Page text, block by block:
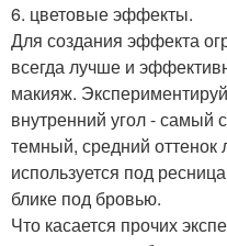
6. цветовые эффекты.
Для создания эффекта
всегда лучше и
макияж.
внутренний угол -
темный, средний оттенок
используется под
блике под бровью.
Что касается прочих